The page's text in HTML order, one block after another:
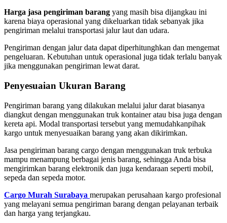
Harga jasa pengiriman barang yang masih bisa dijangkau ini
karena biaya operasional yang dikeluarkan tidak sebanyak jika
pengiriman melalui transportasi jalur laut dan udara.
Pengiriman dengan jalur data dapat diperhitunghkan dan mengemat
pengeluaran. Kebutuhan untuk operasional juga tidak terlalu banyak
jika menggunakan pengiriman lewat darat.
Penyesuaian Ukuran Barang
Pengiriman barang yang dilakukan melalui jalur darat biasanya
diangkut dengan menggunakan truk kontainer atau bisa juga dengan
kereta api. Modal transportasi tersebut yang memudahkanpihak
kargo untuk menyesuaikan barang yang akan dikirimkan.
Jasa pengiriman barang cargo dengan menggunakan truk terbuka
mampu menampung berbagai jenis barang, sehingga Anda bisa
mengirimkan barang elektronik dan juga kendaraan seperti mobil,
sepeda dan sepeda motor.
Cargo Murah Surabaya merupakan perusahaan kargo profesional
yang melayani semua pengiriman barang dengan pelayanan terbaik
dan harga yang terjangkau.